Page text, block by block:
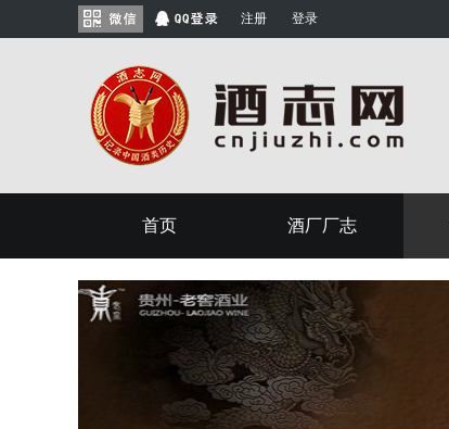
注册 登录
首页 酒厂厂志